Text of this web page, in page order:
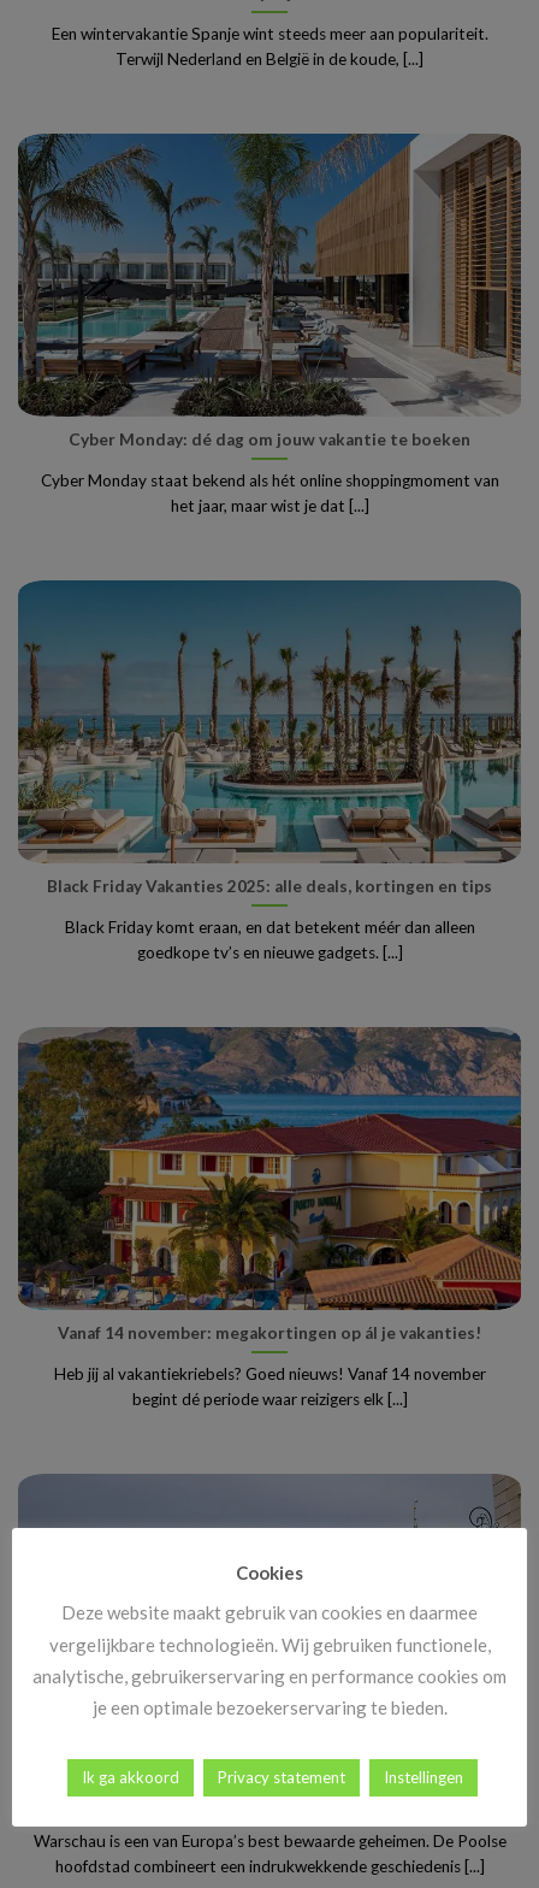
Een wintervakantie Spanje wint steeds meer aan populariteit.
Terwijl Nederland en België in de koude, [...]
Cyber Monday: dé dag om jouw vakantie te boeken
Cyber Monday staat bekend als hét online shoppingmoment van
het jaar, maar wist je dat [...]
Black Friday Vakanties 2025: alle deals, kortingen en tips
Black Friday komt eraan, en dat betekent méér dan alleen
goedkope tv’s en nieuwe gadgets. [...]
Vanaf 14 november: megakortingen op ál je vakanties!
Heb jij al vakantiekriebels? Goed nieuws! Vanaf 14 november
begint dé periode waar reizigers elk [...]
Stedentrip Warschau: ontdek de verrassende charme van
Polen’s bruisende hoofdstad
Warschau is een van Europa’s best bewaarde geheimen. De Poolse
hoofdstad combineert een indrukwekkende geschiedenis [...]
Cookies
Deze website maakt gebruik van cookies en daarmee
vergelijkbare technologieën. Wij gebruiken functionele,
analytische, gebruikerservaring en performance cookies om
je een optimale bezoekerservaring te bieden.
Ik ga akkoord Privacy statement Instellingen